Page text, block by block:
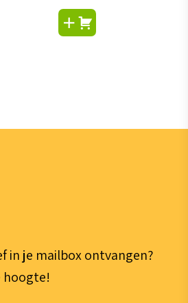
in je mailbox ontvangen?
hoogte!